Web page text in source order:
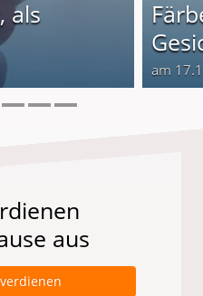
als
am
aus
verdienen